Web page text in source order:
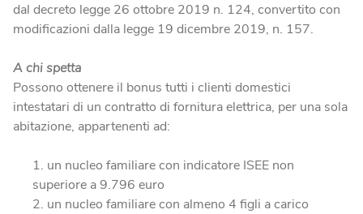
dal decreto legge 26 ottobre 2019 n. 124, convertito con
modificazioni dalla legge 19 dicembre 2019, n. 157.
A chi spetta
Possono ottenere il bonus tutti i clienti domestici
intestatari di un contratto di fornitura elettrica, per una sola
abitazione, appartenenti ad:
un nucleo familiare con indicatore ISEE non
superiore a 9.796 euro
un nucleo familiare con almeno 4 figli a carico